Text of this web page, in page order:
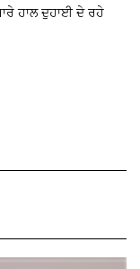
ਹਾਲ ਦੁਹਾਈ ਦੇ ਰਹੇ